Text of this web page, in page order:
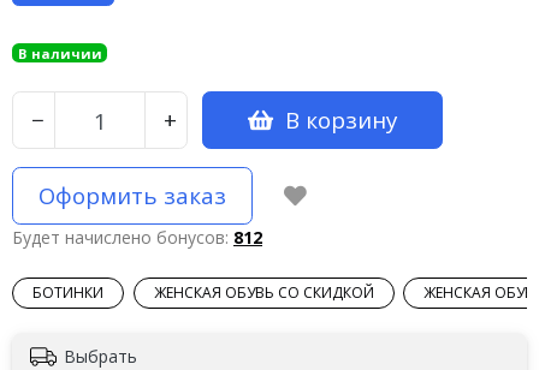
В наличии
− + В корзину
Оформить заказ
Будет начислено бонусов: 812
БОТИНКИ ЖЕНСКАЯ ОБУВЬ СО СКИДКОЙ ЖЕНСКАЯ
Выбрать